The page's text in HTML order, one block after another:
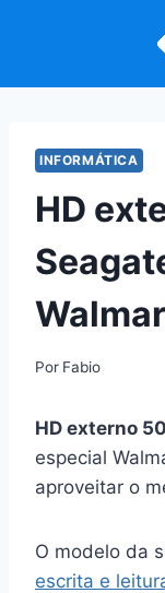
INFORMÁTICA
HD
Por Fabio
HD externo
especial
aproveitar o
O modelo da
escrita e